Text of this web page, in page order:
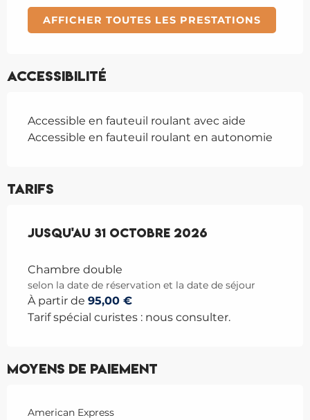
AFFICHER TOUTES LES PRESTATIONS
Accessibilité
Accessible en fauteuil roulant avec aide
Accessible en fauteuil roulant en autonomie
Tarifs
Du1 septembre 2025au31 octobre 2026
Jusqu'au 31 octobre 2026
Chambre double
selon la date de réservation et la date de séjour
À partir de 95,00 €
Tarif spécial curistes : nous consulter.
Moyens de paiement
American Express